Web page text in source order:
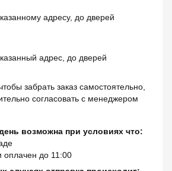
адресу, до дверей
адрес, до дверей
забрать заказ самостоятельно,
согласовать с менеджером
возможна при условиях что:
оплачен до 11:00